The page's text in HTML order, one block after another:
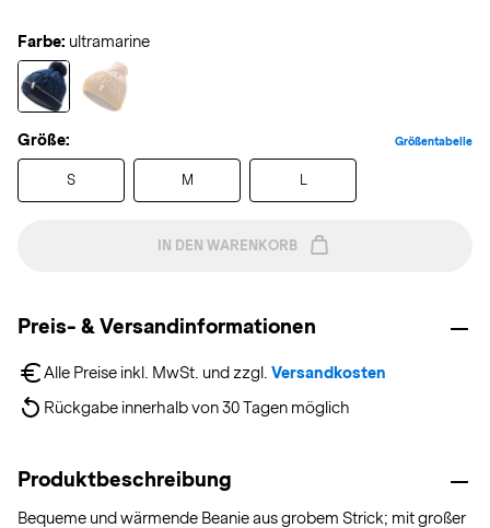
Farbe: ultramarine
Größe: Größentabelle
S M L
IN DEN WARENKORB
Preis- & Versandinformationen
Alle Preise inkl. MwSt. und zzgl. Versandkosten
Rückgabe innerhalb von 30 Tagen möglich
Produktbeschreibung
Bequeme und wärmende Beanie aus grobem Strick; mit großer